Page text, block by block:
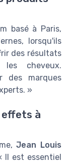
basé à Paris,
lorsqu'ils
des résultats
les cheveux.
des marques
»
à
Jean Louis
Il est essentiel